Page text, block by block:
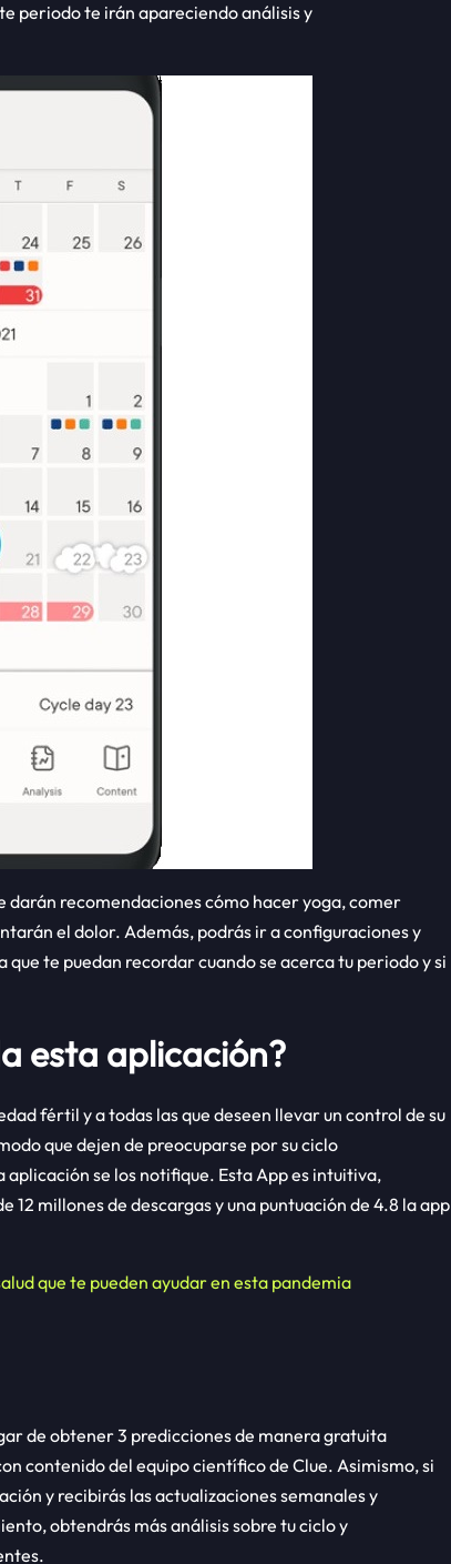
periodo te irán apareciendo análisis y
darán recomendaciones cómo hacer yoga, comer
el dolor. Además, podrás ir a configuraciones y
te puedan recordar cuando se acerca tu periodo y si
esta aplicación?
fértil y a todas las que deseen llevar un control de su
que dejen de preocuparse por su ciclo
se los notifique. Esta App es intuitiva,
12 millones de descargas y una puntuación de 4.8 la app
que te pueden ayudar en esta pandemia
de obtener 3 predicciones de manera gratuita
contenido del equipo científico de Clue. Asimismo, si
y recibirás las actualizaciones semanales y
obtendrás más análisis sobre tu ciclo y